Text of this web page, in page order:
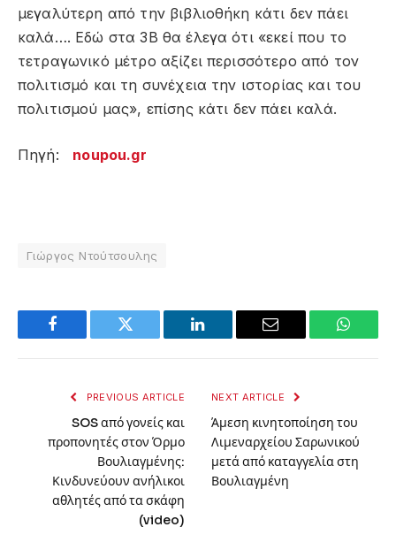
μεγαλύτερη από την βιβλιοθήκη κάτι δεν πάει
καλά…. Εδώ στα 3Β θα έλεγα ότι «εκεί που το
τετραγωνικό μέτρο αξίζει περισσότερο από τον
πολιτισμό και τη συνέχεια την ιστορίας και του
πολιτισμού μας», επίσης κάτι δεν πάει καλά.
Πηγή: noupou.gr
Γιώργος Ντούτσουλης
Facebook Twitter LinkedIn Email
PREVIOUS ARTICLE
SOS από γονείς και
προπονητές στον Όρμο
Βουλιαγμένης:
Κινδυνεύουν ανήλικοι
αθλητές από τα σκάφη
(video)
NEXT ARTICLE
Άμεση κινητοποίηση του
Λιμεναρχείου Σαρωνικού
μετά από καταγγελία στη
Βουλιαγμένη